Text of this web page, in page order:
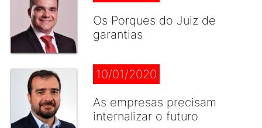
Os Porques do Juiz de
garantias
10/01/2020
As empresas precisam
internalizar o futuro